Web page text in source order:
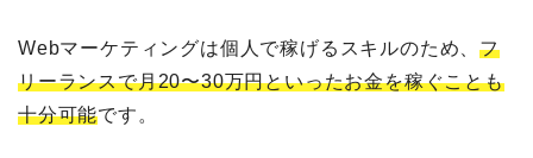
Webマーケティングは個人で稼げるスキルのため、フ
リーランスで月20〜30万円といったお金を稼ぐことも
十分可能です。